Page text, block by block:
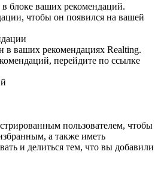
в блоке ваших рекомендаций.
чтобы он появился на вашей
в ваших рекомендациях Realting.
перейдите по ссылке
пользователем, чтобы
а также иметь
и делиться тем, что вы добавили